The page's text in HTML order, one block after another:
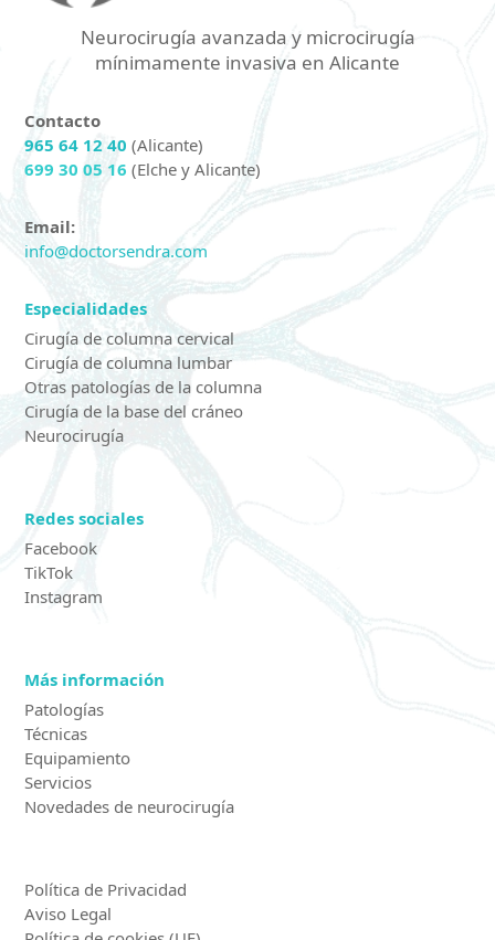
Neurocirugía avanzada y microcirugía
mínimamente invasiva en Alicante
Contacto
965 64 12 40 (Alicante)
699 30 05 16 (Elche y Alicante)
Email:
info@doctorsendra.com
Especialidades
Cirugía de columna cervical
Cirugía de columna lumbar
Otras patologías de la columna
Cirugía de la base del cráneo
Neurocirugía
Redes sociales
Facebook
TikTok
Instagram
Más información
Patologías
Técnicas
Equipamiento
Servicios
Novedades de neurocirugía
Política de Privacidad
Aviso Legal